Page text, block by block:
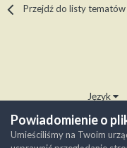
Przejdź do listy tematów
Język
Powiadomienie o
Umieściliśmy na Twoim